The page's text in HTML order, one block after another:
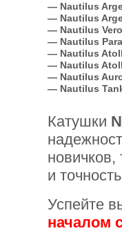
— Nautilus
— Nautilus
— Nautilus
— Nautilus
— Nautilus
— Nautilus
— Nautilus
— Nautilus
Катушки
и
Успейте
началом